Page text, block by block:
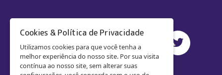
Cookies & Política de Privacidade
Utilizamos cookies para que você tenha a
melhor experiência do nosso site. Por sua visita
contínua ao nosso site, sem alterar suas